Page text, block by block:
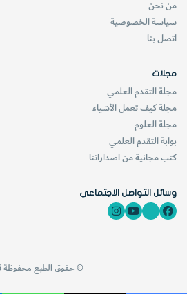
من نحن
سياسة الخصوصية
اتصل بنا
مجلات
مجلة التقدم العلمي
مجلة كيف تعمل الأشياء
مجلة العلوم
بوابة التقدم العلمي
كتب مجانية من اصداراتنا
وسائل التواصل الاجتماعي
© حقوق الطبع محفوظة 2026